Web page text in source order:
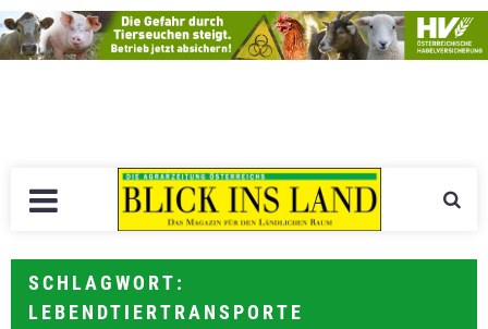
SCHLAGWORT:
LEBENDTIERTRANSPORTE